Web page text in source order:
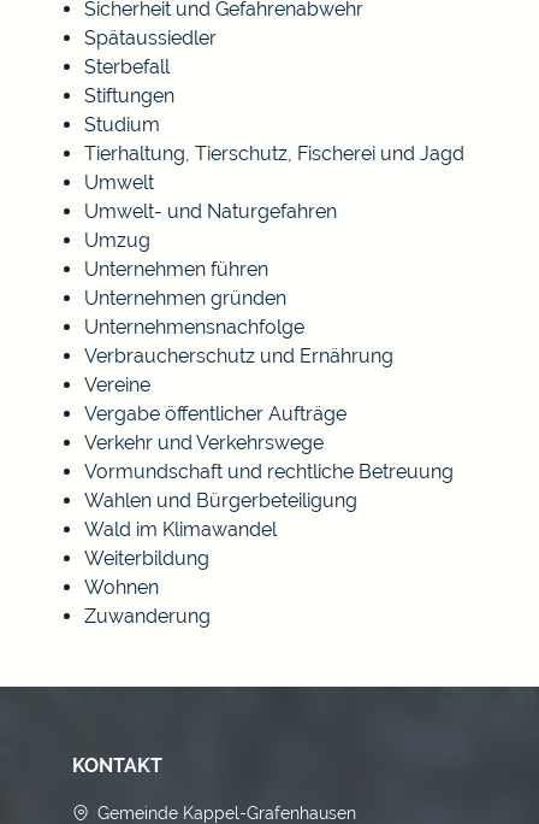
Sicherheit und Gefahrenabwehr
Spätaussiedler
Sterbefall
Stiftungen
Studium
Tierhaltung, Tierschutz, Fischerei und Jagd
Umwelt
Umwelt- und Naturgefahren
Umzug
Unternehmen führen
Unternehmen gründen
Unternehmensnachfolge
Verbraucherschutz und Ernährung
Vereine
Vergabe öffentlicher Aufträge
Verkehr und Verkehrswege
Vormundschaft und rechtliche Betreuung
Wahlen und Bürgerbeteiligung
Wald im Klimawandel
Weiterbildung
Wohnen
Zuwanderung
KONTAKT
Gemeinde Kappel-Grafenhausen